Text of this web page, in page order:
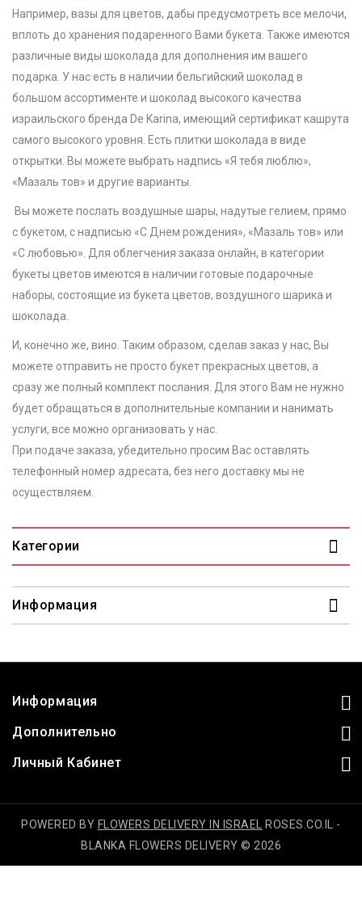
Например, вазы для цветов, дабы предусмотреть все мелочи,
вплоть до хранения подаренного Вами букета. Также имеются
различные виды шоколада для дополнения им вашего
подарка. У нас есть в наличии бельгийский шоколад в
большом ассортименте и шоколад высокого качества
израильского бренда De Karina, имеющий сертификат кашрута
самого высокого уровня. Есть плитки шоколада в виде
открытки. Вы можете выбрать надпись «Я тебя люблю»,
«Мазаль тов» и другие варианты.
Вы можете послать воздушные шары, надутые гелием, прямо
с букетом, с надписью «С Днем рождения», «Мазаль тов» или
«С любовью». Для облегчения заказа онлайн, в категории
букеты цветов имеются в наличии готовые подарочные
наборы, состоящие из букета цветов, воздушного шарика и
шоколада.
И, конечно же, вино. Таким образом, сделав заказ у нас, Вы
можете отправить не просто букет прекрасных цветов, а
сразу же полный комплект послания. Для этого Вам не нужно
будет обращаться в дополнительные компании и нанимать
услуги, все можно организовать у нас.
При подаче заказа, убедительно просим Вас оставлять
телефонный номер адресата, без него доставку мы не
осуществляем.
Категории
Информация
Информация
Дополнительно
Личный Кабинет
POWERED BY FLOWERS DELIVERY IN ISRAEL
ROSES.CO.IL -
BLANKA FLOWERS DELIVERY © 2026